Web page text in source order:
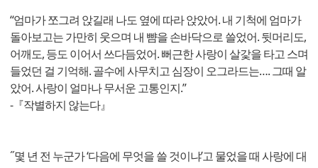
“엄마가 쪼그려 앉길래 나도 옆에 따라 앉았어. 내 기척에 엄마가
돌아보고는 가만히 웃으며 내 뺨을 손바닥으로 쓸었어. 뒷머리도,
어깨도, 등도 이어서 쓰다듬었어. 뻐근한 사랑이 살갗을 타고 스며
들었던 걸 기억해. 골수에 사무치고 심장이 오그라드는…. 그때 알
았어. 사랑이 얼마나 무서운 고통인지.”
-『작별하지 않는다』
˝몇 년 전 누군가 ‘다음에 무엇을 쓸 것이냐’고 물었을 때 사랑에 대